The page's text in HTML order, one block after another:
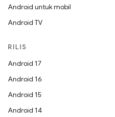
Android untuk mobil
Android TV
RILIS
Android 17
Android 16
Android 15
Android 14